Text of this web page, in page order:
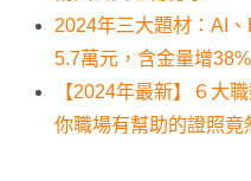
2024年三大題材：AI
5.7萬元，含金量增38%
【2024年最新】６大
你職場有幫助的證照竟